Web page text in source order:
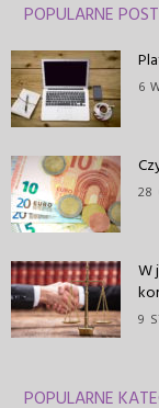
POPULARNE
6
28
W
9
POPULARNE